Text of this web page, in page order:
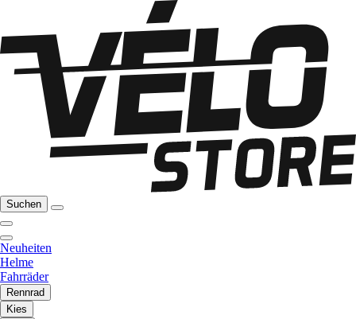
Suchen
Neuheiten
Helme
Fahrräder
Rennrad
Kies